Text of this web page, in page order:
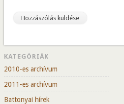
KATEGÓRIÁK
2010-es archívum
2011-es archívum
Battonyai hírek